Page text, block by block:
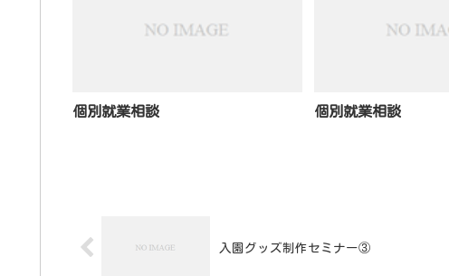
個別就業相談 個別就業相談
入園グッズ制作セミナー③